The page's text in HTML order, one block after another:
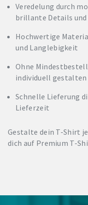
Veredelung durch
brillante Details
Hochwertige
und Langlebigkeit
Ohne
individuell gestalten
Schnelle Lieferung
Lieferzeit
Gestalte dein T-Shirt
dich auf Premium T-